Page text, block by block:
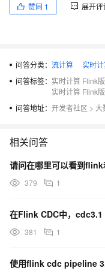
赞同 1 展开评
问答分类： 流计算
实时
问答标签： 实时计算 Flink
实时计算 Flink
问答地址： 开发者社区 > 大
相关问答
379 1
381 1